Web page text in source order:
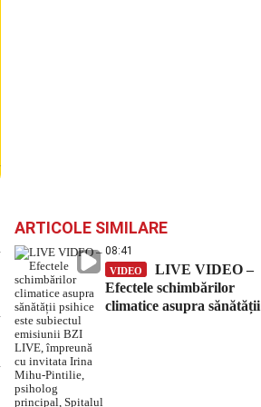
ARTICOLE SIMILARE
08:41
VIDEO
LIVE VIDEO –
Efectele schimbărilor
climatice asupra sănătății